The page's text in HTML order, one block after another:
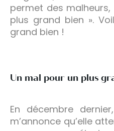
permet des
plus grand bien ».
grand bien !
Un mal pour un plus
En décembre
m’annonce qu’elle